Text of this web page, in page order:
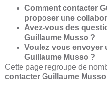
Comment contacter
proposer une
Avez-vous des
Guillaume Musso ?
Voulez-vous envoyer
Guillaume Musso ?
Cette page regroupe de
contacter Guillaume Musso.